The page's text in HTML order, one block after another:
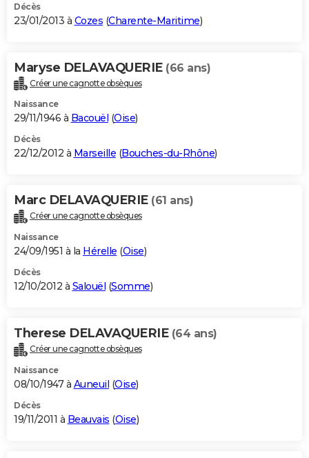
Décès
23/01/2013 à Cozes (Charente-Maritime)
Maryse DELAVAQUERIE (66 ans)
Créer une cagnotte obsèques
Naissance
29/11/1946 à Bacouël (Oise)
Décès
22/12/2012 à Marseille (Bouches-du-Rhône)
Marc DELAVAQUERIE (61 ans)
Créer une cagnotte obsèques
Naissance
24/09/1951 à la Hérelle (Oise)
Décès
12/10/2012 à Salouël (Somme)
Therese DELAVAQUERIE (64 ans)
Créer une cagnotte obsèques
Naissance
08/10/1947 à Auneuil (Oise)
Décès
19/11/2011 à Beauvais (Oise)